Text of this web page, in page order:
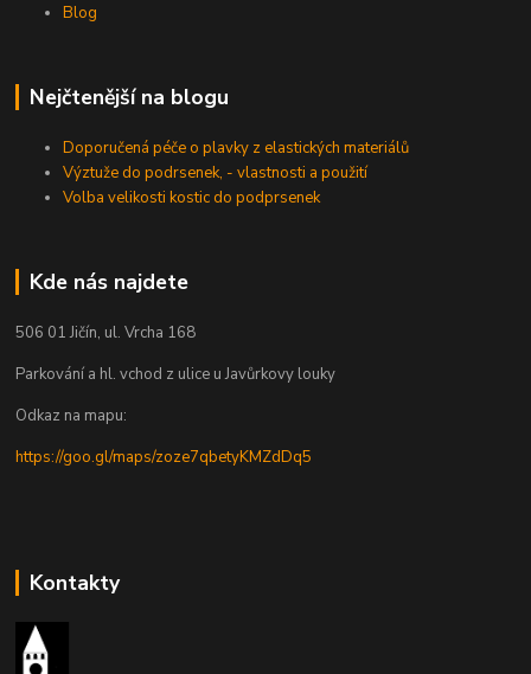
Blog
Nejčtenější na blogu
Doporučená péče o plavky z elastických materiálů
Výztuže do podrsenek, - vlastnosti a použití
Volba velikosti kostic do podprsenek
Kde nás najdete
506 01 Jičín, ul. Vrcha 168
Parkování a hl. vchod z ulice u Javůrkovy louky
Odkaz na mapu:
https://goo.gl/maps/zoze7qbetyKMZdDq5
Kontakty